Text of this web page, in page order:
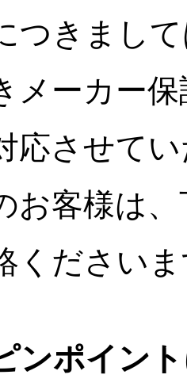
つきまし
メーカー
応させて
お客様は
ください
ンポイン